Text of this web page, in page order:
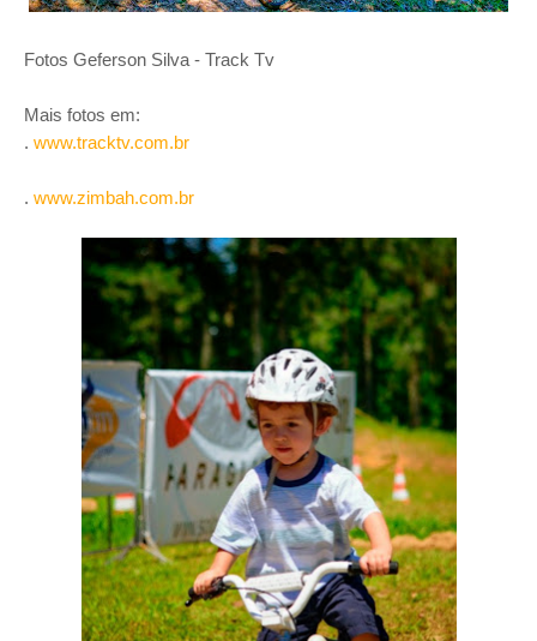
Fotos Geferson Silva - Track Tv
Mais fotos em:
. www.tracktv.com.br
. www.zimbah.com.br